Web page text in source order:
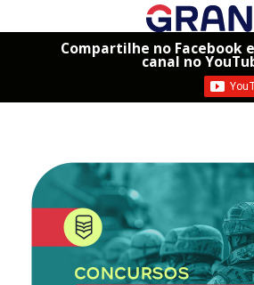
Compartilhe no Facebook
canal no